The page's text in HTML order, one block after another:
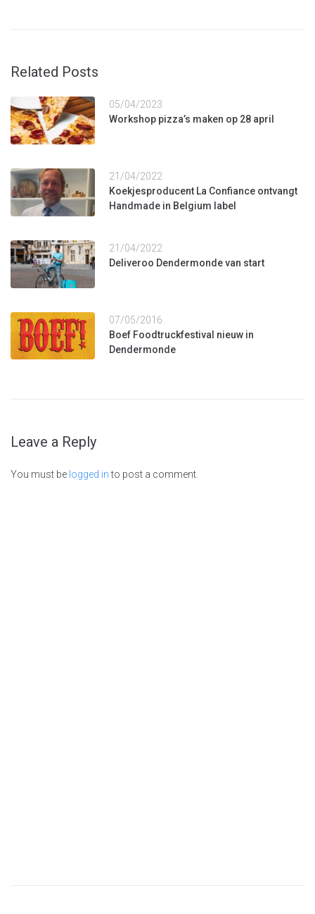
Related Posts
05/04/2023
Workshop pizza’s maken op 28 april
21/04/2022
Koekjesproducent La Confiance ontvangt
Handmade in Belgium label
21/04/2022
Deliveroo Dendermonde van start
07/05/2016
Boef Foodtruckfestival nieuw in
Dendermonde
Leave a Reply
You must be logged into post a comment.